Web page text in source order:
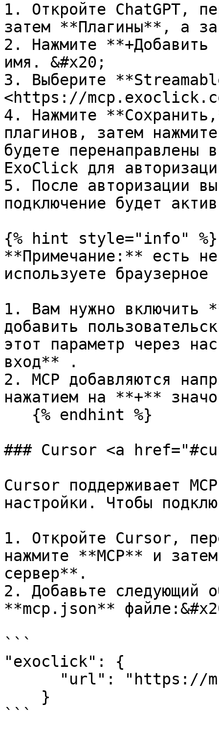
1. Откройте ChatGPT,
затем **Плагины**, а
2. Нажмите **+Добавить
имя. &#x20;
3. Выберите
<https://
4. Нажмите
плагинов, затем
будете перенаправлены
ExoClick для
5. После авторизации
подключение будет
{% hint style="info" %}
**Примечание:** есть
используете
1. Вам нужно включить
добавить
этот параметр через
вход** .
2. MCP добавляются
нажатием на **+**
### Cursor <a
Cursor поддерживает
настройки. Чтобы
1. Откройте Cursor,
нажмите **MCP** и
сервер**.
2. Добавьте следующий
**mcp.json**
```
"exoclick": {
```